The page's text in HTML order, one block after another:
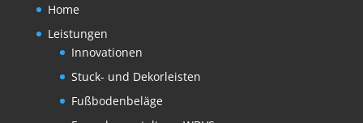
Home
Leistungen
Innovationen
Stuck- und Dekorleisten
Fußbodenbeläge